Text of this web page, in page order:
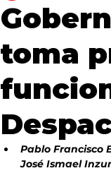
toma
Pablo Francisco
José Ismael